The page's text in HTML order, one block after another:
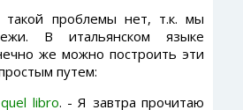
такой проблемы нет, т.к. мы
В итальянском языке
же можно построить эти
путем:
quel libro. - Я завтра прочитаю